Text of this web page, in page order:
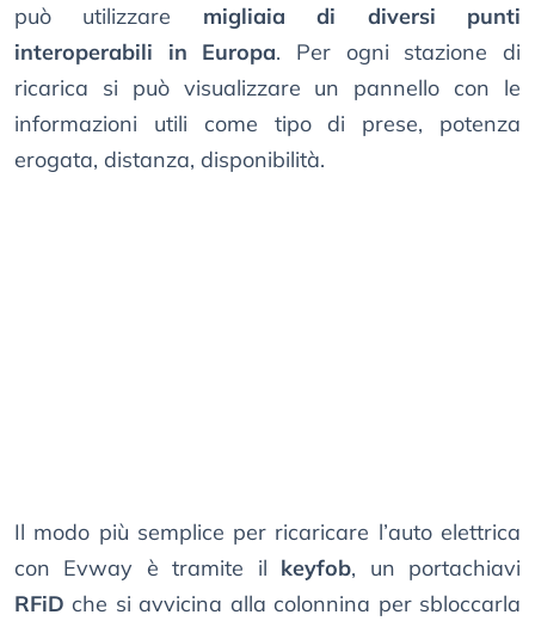
può utilizzare migliaia di diversi punti
interoperabili in Europa. Per ogni stazione di
ricarica si può visualizzare un pannello con le
informazioni utili come tipo di prese, potenza
erogata, distanza, disponibilità.
Il modo più semplice per ricaricare l’auto elettrica
con Evway è tramite il keyfob, un portachiavi
RFiD che si avvicina alla colonnina per sbloccarla